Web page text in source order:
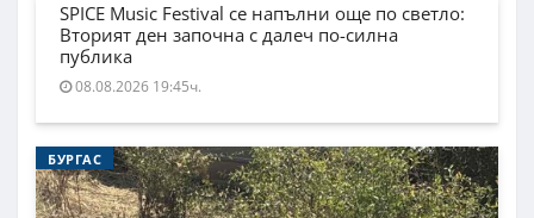
SPICE Music Festival се напълни още по светло:
Вторият ден започна с далеч по-силна
публика
08.08.2026 19:45ч.
БУРГАС